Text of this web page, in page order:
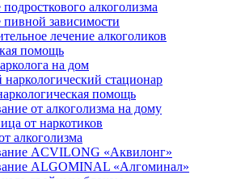
алкоголизма
пивной зависимости
лечение алкоголиков
помощь
на дом
стационар
помощь
от алкоголизма на дому
от наркотиков
алкоголизма
ACVILONG «Аквилонг»
ALGOMINAL «Алгоминал»